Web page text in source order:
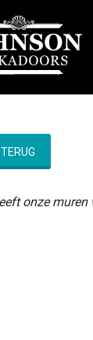
TERUG
onze